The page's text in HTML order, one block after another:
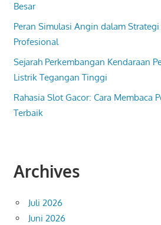
Besar
Peran Simulasi Angin dalam
Profesional
Sejarah Perkembangan Kendaraan
Listrik Tegangan Tinggi
Rahasia Slot Gacor: Cara Membaca
Terbaik
Archives
Juli 2026
Juni 2026